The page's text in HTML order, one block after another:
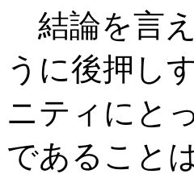
結論を言
うに後押し
ニティにと
であること